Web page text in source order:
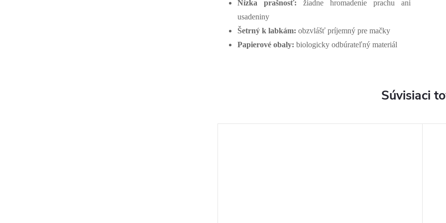
Nízka prašnosť: žiadne hromadenie prachu ani
usadeniny
Šetrný k labkám: obzvlášť príjemný pre mačky
Papierové obaly: biologicky odbúrateľný materiál
Súvisiaci